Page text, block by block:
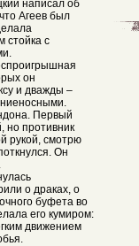
написал об
Агеев был
стойка с
он
и дважды –
Первый
противник
рукой, смотрю
Он
о драках, о
буфета во
его кумиром:
движением